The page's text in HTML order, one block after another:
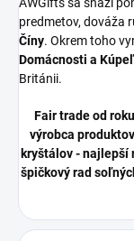
AWGifts sa snaží
predmetov, dováža
Číny. Okrem toho
Domácnosti a
Británii.
Fair trade od
výrobca
kryštálov - najlepší
špičkový rad